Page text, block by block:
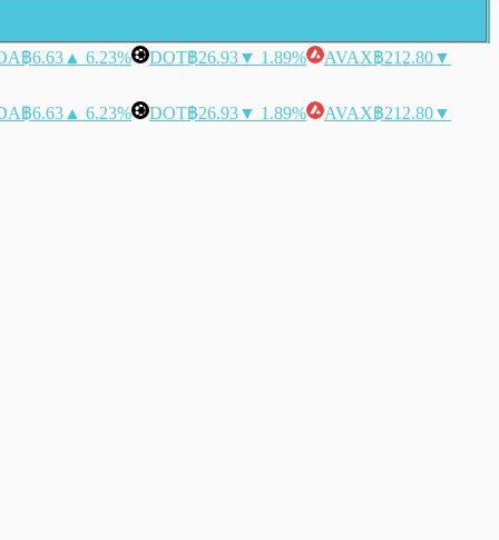
฿6.63 ▲ 6.23% DOT฿26.93▼ 1.89% AVAX฿212.80▼
฿6.63 ▲ 6.23% DOT฿26.93▼ 1.89% AVAX฿212.80▼